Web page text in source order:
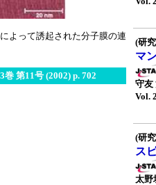
よって誘起された分子膜の連
巻 第11号 (2002) p. 702
(研
マ
守友
Vol.
(研
ス
太野